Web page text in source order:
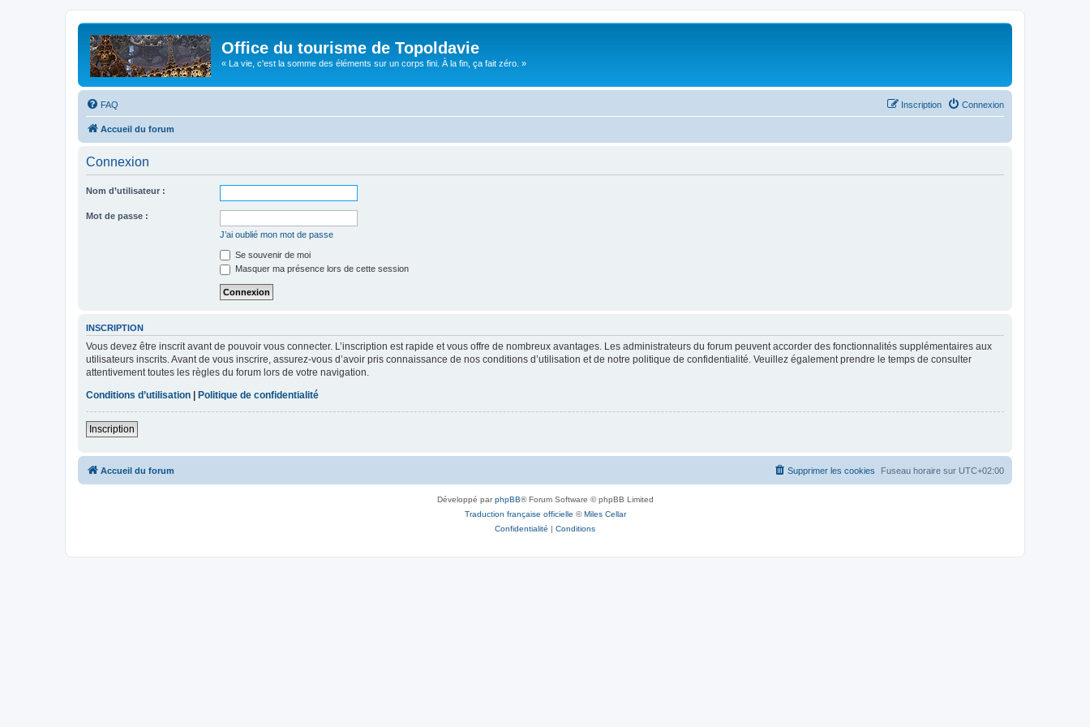
Office du tourisme de Topoldavie
« La vie, c'est la somme des éléments sur un corps fini. À la fin, ça fait zéro. »
FAQ Connexion
Inscription
Accueil du forum
Connexion
Nom d’utilisateur :
Mot de passe :
J’ai oublié mon mot de passe
Se souvenir de moi
Masquer ma présence lors de cette session
INSCRIPTION
Vous devez être inscrit avant de pouvoir vous connecter. L’inscription est rapide et vous offre de nombreux avantages. Les administrateurs du forum peuvent accorder des fonctionnalités supplémentaires aux
utilisateurs inscrits. Avant de vous inscrire, assurez-vous d’avoir pris connaissance de nos conditions d’utilisation et de notre politique de confidentialité. Veuillez également prendre le temps de consulter
attentivement toutes les règles du forum lors de votre navigation.
Conditions d’utilisation
Politique de confidentialité
Inscription
Accueil du forum Fuseau horaire sur UTC+02:00
Supprimer les cookies
Développé parphpBB® Forum Software © phpBB Limited
Traduction française officielle ©Miles Cellar
Confidentialité | Conditions